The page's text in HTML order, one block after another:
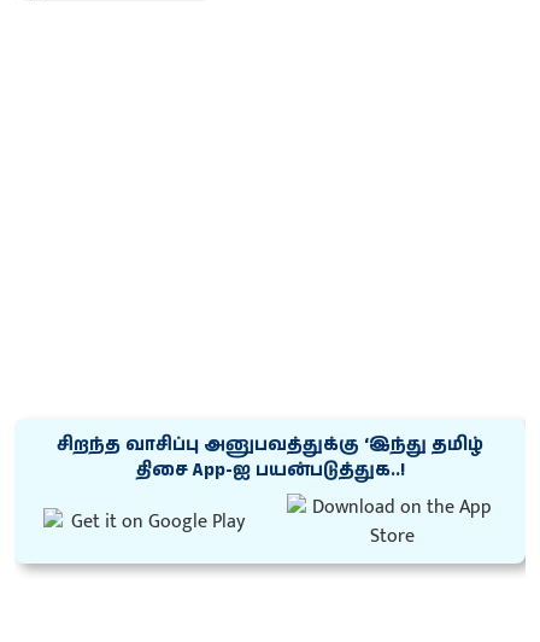
சிறந்த வாசிப்பு அனுபவத்துக்கு ‘இந்து தமிழ்
திசை App-ஐ பயன்படுத்துக..!